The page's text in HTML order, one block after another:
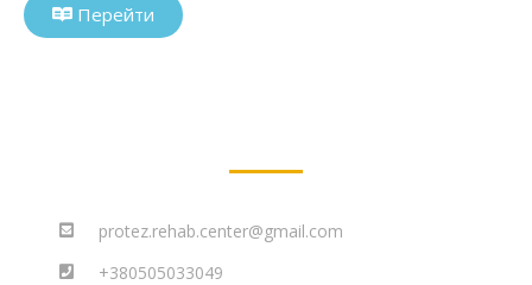
Перейти
protez.rehab.center@gmail.com
+380505033049